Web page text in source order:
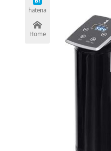
hatena
Home